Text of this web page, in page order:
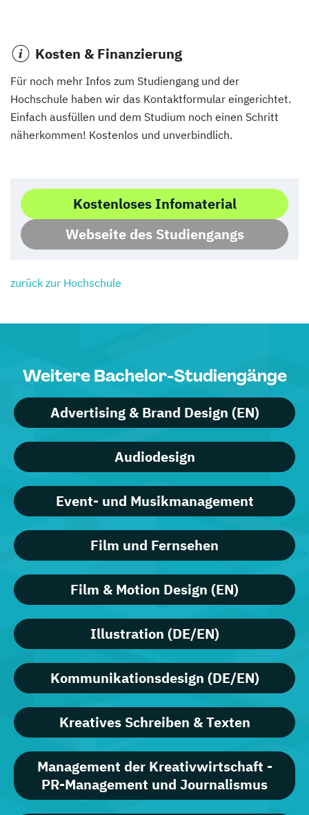
Kosten & Finanzierung
Für noch mehr Infos zum Studiengang und der
Hochschule haben wir das Kontaktformular eingerichtet.
Einfach ausfüllen und dem Studium noch einen Schritt
näherkommen! Kostenlos und unverbindlich.
Kostenloses Infomaterial
Webseite des Studiengangs
zurück zur Hochschule
Weitere Bachelor-Studiengänge
Advertising & Brand Design (EN)
Audiodesign
Event- und Musikmanagement
Film und Fernsehen
Film & Motion Design (EN)
Illustration (DE/EN)
Kommunikationsdesign (DE/EN)
Kreatives Schreiben & Texten
Management der Kreativwirtschaft -
PR-Management und Journalismus